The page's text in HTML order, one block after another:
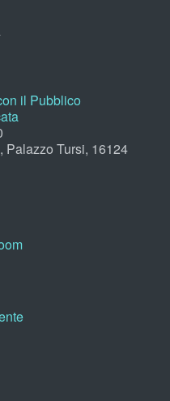
il Pubblico
Palazzo Tursi, 16124